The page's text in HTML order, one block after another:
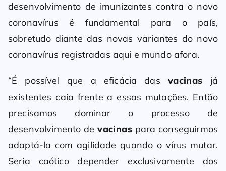
desenvolvimento de imunizantes contra o novo
coronavírus é fundamental para o país,
sobretudo diante das novas variantes do novo
coronavírus registradas aqui e mundo afora.
“É possível que a eficácia das vacinas já
existentes caia frente a essas mutações. Então
precisamos dominar o processo de
desenvolvimento devacinaspara conseguirmos
adaptá-la com agilidade quando o vírus mutar.
Seria caótico depender exclusivamente dos